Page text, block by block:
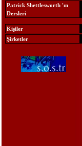
Patrick Shettlesworth 'ın
Dersleri
Kişiler
Şirketler